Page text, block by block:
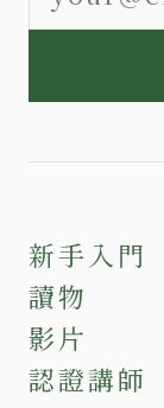
新手入門
讀物
影片
認證講師